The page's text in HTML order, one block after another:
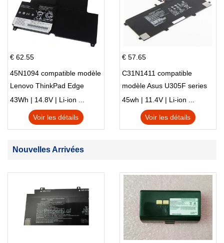
€ 62.55
45N1094 compatible modèle
Lenovo ThinkPad Edge
S230u Twist
43Wh | 14.8V | Li-ion ...
Voir les détails
€ 57.65
C31N1411 compatible
modèle Asus U305F series
45wh | 11.4V | Li-ion ...
Voir les détails
Nouvelles Arrivées